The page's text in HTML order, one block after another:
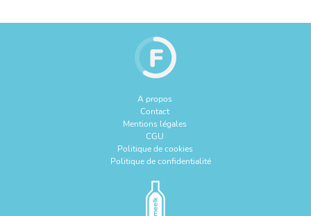
A propos
Contact
Mentions légales
CGU
Politique de cookies
Politique de confidentialité